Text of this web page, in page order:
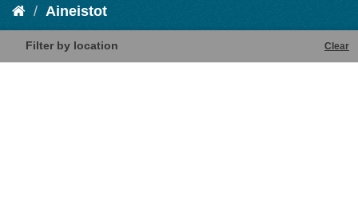
Aineistot
Filter by location Clear